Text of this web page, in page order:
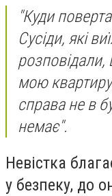
"Куди
Сусіди, які
мою
справа не в
немає".
Невістка
у безпеку, до